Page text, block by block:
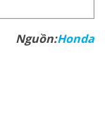
Nguồn:Honda